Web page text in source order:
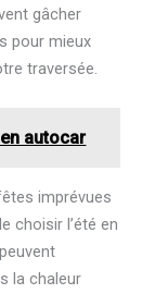
gâcher
pour mieux
traversée.
autocar
imprévues
choisir l’été en
la chaleur